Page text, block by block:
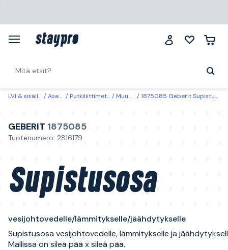
LVI & sisäilma Asennus Putkiliittimet & adapterit Muunnosliittimet 1875085 Geberit Supistusosa vesijohtovedelle/lämmitykselle/jäähdytykselle 26 x 16 mm
GEBERIT 1875085
Tuotenumero: 2816179
Supistusosa
vesijohtovedelle/lämmitykselle/jäähdytykselle
Supistusosa vesijohtovedelle, lämmitykselle ja
Mallissa on sileä pää x sileä pää.